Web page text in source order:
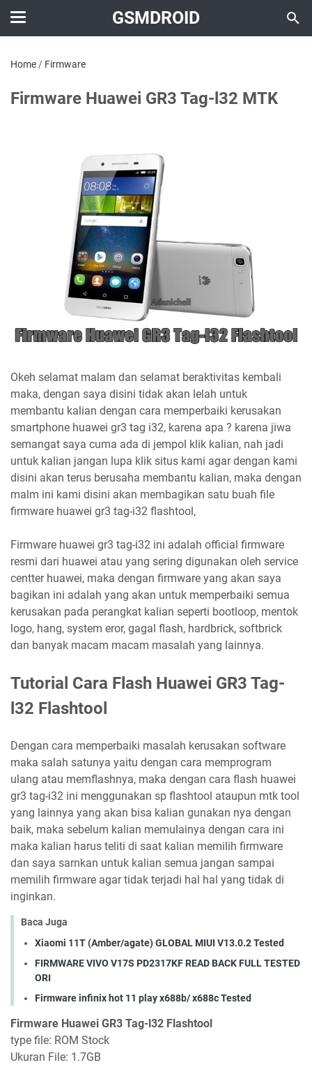
GSMDROID
Home / Firmware
Firmware Huawei GR3 Tag-l32 MTK
Okeh selamat malam dan selamat beraktivitas kembali
maka, dengan saya disini tidak akan lelah untuk
membantu kalian dengan cara memperbaiki kerusakan
smartphone huawei gr3 tag i32, karena apa ? karena jiwa
semangat saya cuma ada di jempol klik kalian, nah jadi
untuk kalian jangan lupa klik situs kami agar dengan kami
disini akan terus berusaha membantu kalian, maka dengan
malm ini kami disini akan membagikan satu buah file
firmware huawei gr3 tag-i32 flashtool,
Firmware huawei gr3 tag-i32 ini adalah official firmware
resmi dari huawei atau yang sering digunakan oleh service
centter huawei, maka dengan firmware yang akan saya
bagikan ini adalah yang akan untuk memperbaiki semua
kerusakan pada perangkat kalian seperti bootloop, mentok
logo, hang, system eror, gagal flash, hardbrick, softbrick
dan banyak macam macam masalah yang lainnya.
Tutorial Cara Flash Huawei GR3 Tag-
l32 Flashtool
Dengan cara memperbaiki masalah kerusakan software
maka salah satunya yaitu dengan cara memprogram
ulang atau memflashnya, maka dengan cara flash huawei
gr3 tag-i32 ini menggunakan sp flashtool ataupun mtk tool
yang lainnya yang akan bisa kalian gunakan nya dengan
baik, maka sebelum kalian memulainya dengan cara ini
maka kalian harus teliti di saat kalian memilih firmware
dan saya sarnkan untuk kalian semua jangan sampai
memilih firmware agar tidak terjadi hal hal yang tidak di
inginkan.
Baca Juga
Xiaomi 11T (Amber/agate) GLOBAL MIUI V13.0.2 Tested
FIRMWARE VIVO V17S PD2317KF READ BACK FULL TESTED
ORI
Firmware infinix hot 11 play x688b/ x688c Tested
Firmware Huawei GR3 Tag-l32 Flashtool
type file: ROM Stock
Ukuran File: 1.7GB